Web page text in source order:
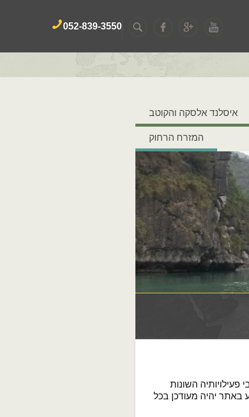
052-839-3550
איסלנד אלסקה והקוטב
המזרח הרחוק
השונות
באתר יהיה מעודכן בכל